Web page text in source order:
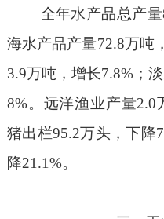
全年水产品总产量
海水产品产量72.8万吨
3.9万吨，增长7.8% ；
8%。远洋渔业产量2.0
猪出栏95.2万头，下降
降21.1%。